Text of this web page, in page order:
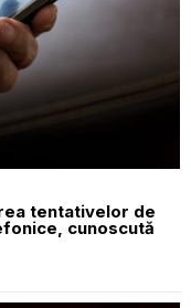
tentativelor de
cunoscută